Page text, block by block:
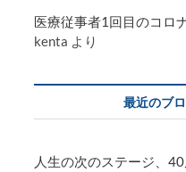
医療従事者1回目のコロ
kenta より
最近のブ
人生の次のステージ、